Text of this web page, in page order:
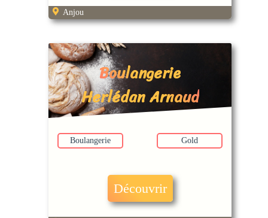
Anjou
Boulangerie
Herlédan Arnaud
Boulangerie Gold
Découvrir